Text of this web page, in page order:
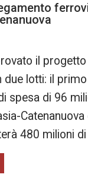
il
due lotti: il
spesa di 96
480 milioni